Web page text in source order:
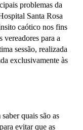
problemas da
Santa Rosa
caótico nos fins
vereadores para a
sessão, realizada
exclusivamente às
quais são as
evitar que as